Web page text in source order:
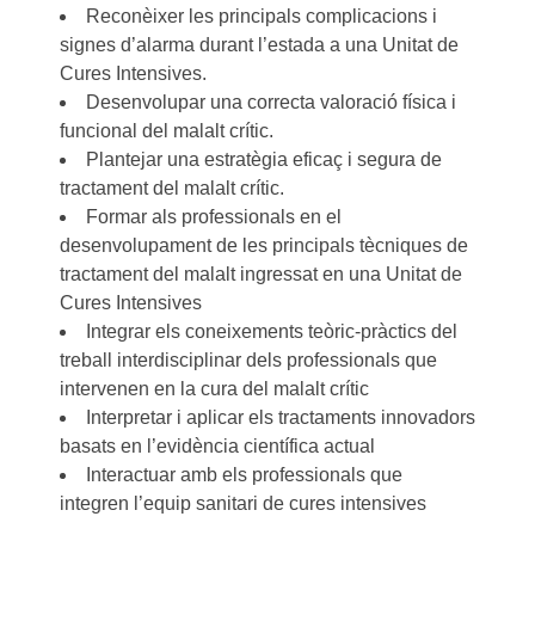
Reconèixer les principals complicacions i
signes d’alarma durant l’estada a una Unitat de
Cures Intensives.
Desenvolupar una correcta valoració física i
funcional del malalt crític.
Plantejar una estratègia eficaç i segura de
tractament del malalt crític.
Formar als professionals en el
desenvolupament de les principals tècniques de
tractament del malalt ingressat en una Unitat de
Cures Intensives
Integrar els coneixements teòric-pràctics del
treball interdisciplinar dels professionals que
intervenen en la cura del malalt crític
Interpretar i aplicar els tractaments innovadors
basats en l’evidència científica actual
Interactuar amb els professionals que
integren l’equip sanitari de cures intensives